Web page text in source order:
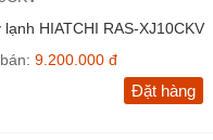
lạnh HIATCHI RAS-XJ10CKV
9.200.000 đ
Đặt hàng